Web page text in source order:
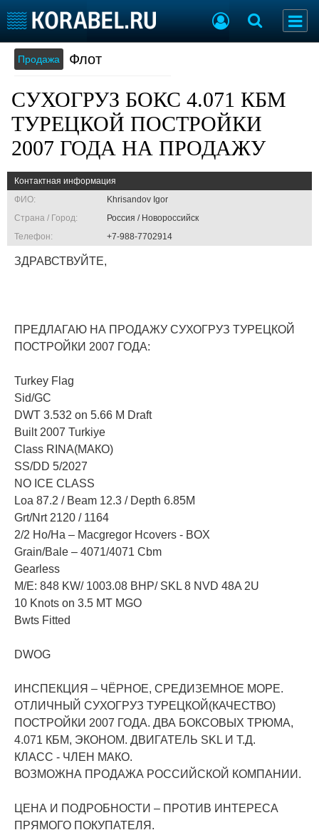
Судостроение
Новости
Компании
Репутация
Работа
Журнал
Реклама
Продажа флота
Оборудование
Изделия
Материалы
Конференции
Выставки и семинары
Флот
Продажа Флот
СУХОГРУЗ БОКС 4.071 КБМ
ТУРЕЦКОЙ ПОСТРОЙКИ
2007 ГОДА НА ПРОДАЖУ
Контактная информация
ФИО:
Khrisandov Igor
Страна / Город:
Россия / Новороссийск
Телефон:
+7-988-7702914
ЗДРАВСТВУЙТЕ,
ПРЕДЛАГАЮ НА ПРОДАЖУ CУХОГРУЗ ТУРЕЦКОЙ
ПОСТРОЙКИ 2007 ГОДА:
Turkey Flag
Sid/GC
DWT 3.532 on 5.66 M Draft
Built 2007 Turkiye
Class RINA(МАКО)
SS/DD 5/2027
NO ICE CLASS
Loa 87.2 / Beam 12.3 / Depth 6.85M
Grt/Nrt 2120 / 1164
2/2 Ho/Ha – Macgregor Hcovers - BOX
Grain/Bale – 4071/4071 Cbm
Gearless
M/E: 848 KW/ 1003.08 BHP/ SKL 8 NVD 48A 2U
10 Knots on 3.5 MT MGO
Bwts Fitted
DWOG
ИНСПЕКЦИЯ – ЧЁРНОЕ, СРЕДИЗЕМНОЕ МОРЕ.
ОТЛИЧНЫЙ CУХОГРУЗ ТУРЕЦКОЙ(КАЧЕСТВО)
ПОСТРОЙКИ 2007 ГОДА. ДВА БОКСОВЫХ ТРЮМА,
4.071 КБМ, ЭКОНОМ. ДВИГАТЕЛЬ SKL И Т.Д.
КЛАСС - ЧЛЕН МАКО.
ВОЗМОЖНА ПРОДАЖА РОССИЙСКОЙ КОМПАНИИ.
ЦЕНА И ПОДРОБНОСТИ – ПРОТИВ ИНТЕРЕСА
ПРЯМОГО ПОКУПАТЕЛЯ.